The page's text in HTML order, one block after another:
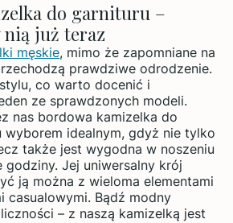
do garnituru –
nią już teraz
męskie, mimo że zapomniane na
prawdziwe odrodzenie.
co warto docenić i
ze sprawdzonych modeli.
nas bordowa kamizelka do
wyborem idealnym, gdyż nie tylko
także jest wygodna w noszeniu
godziny. Jej uniwersalny krój
ją można z wieloma elementami
casualowymi. Bądź modny
– z naszą kamizelką jest